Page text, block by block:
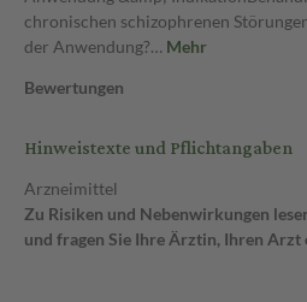
chronischen schizophrenen
der Anwendung?… Mehr
Bewertungen
Hinweistexte und Pflichtangaben
Arzneimittel
Zu Risiken und Nebenwirkungen
und fragen Sie Ihre Ärztin, Ihren